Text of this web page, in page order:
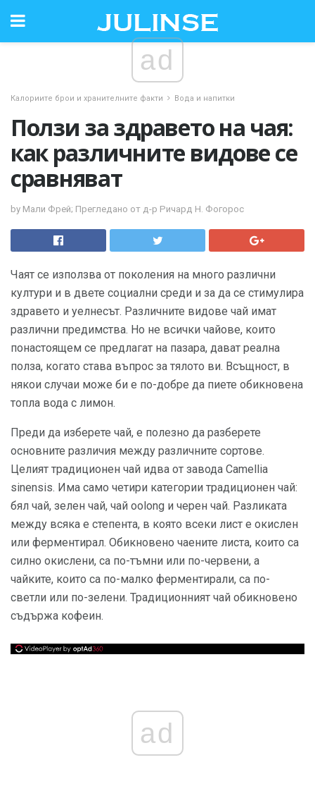
ad
Калориите брои и хранителните факти Вода и напитки
Ползи за здравето на чая:
как различните видове се
сравняват
by Мали Фрей; Прегледано от д-р Ричард Н. Фогорос
Чаят се използва от поколения на много различни
култури и в двете социални среди и за да се стимулира
здравето и уелнесът. Различните видове чай имат
различни предимства. Но не всички чайове, които
понастоящем се предлагат на пазара, дават реална
полза, когато става въпрос за тялото ви. Всъщност, в
някои случаи може би е по-добре да пиете обикновена
топла вода с лимон.
Преди да изберете чай, е полезно да разберете
основните различия между различните сортове.
Целият традиционен чай идва от завода Camellia
sinensis. Има само четири категории традиционен чай:
бял чай, зелен чай, чай oolong и черен чай. Разликата
между всяка е степента, в която всеки лист е окислен
или ферментирал. Обикновено чаените листа, които са
силно окислени, са по-тъмни или по-червени, а
чайките, които са по-малко ферментирали, са по-
светли или по-зелени. Традиционният чай обикновено
съдържа кофеин.
ad